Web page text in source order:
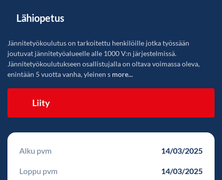
Lähiopetus
Jännitetyökoulutus on tarkoitettu henkilöille jotka työssään
joutuvat jännitetyöalueelle alle 1000 V:n järjestelmissä.
Jännitetyökoulutukseen osallistujalla on oltava voimassa oleva,
enintään 5 vuotta vanha, yleinen s more...
Liity
Alku pvm 14/03/2025
Loppu pvm 14/03/2025